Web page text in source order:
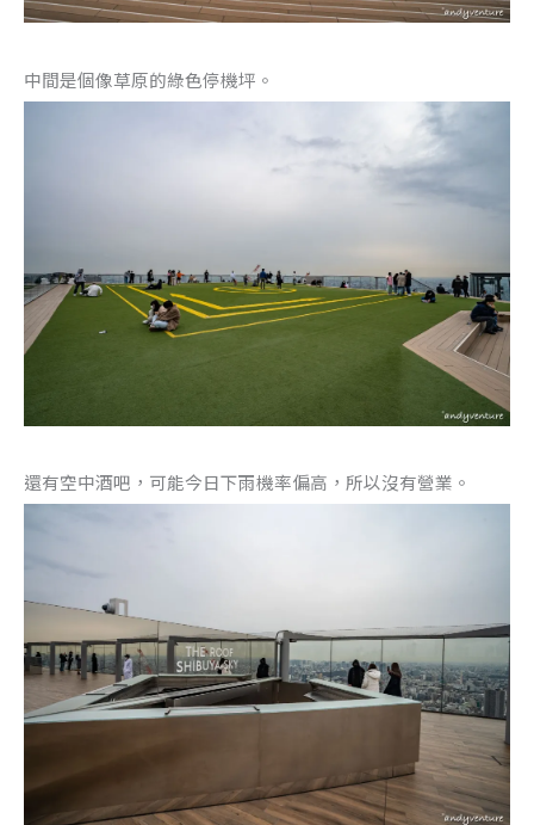
中間是個像草原的綠色停機坪。
還有空中酒吧，可能今日下雨機率偏高，所以沒有營業。